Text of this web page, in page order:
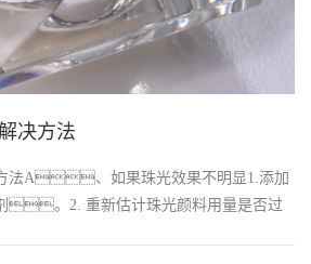
决方法
法A、如果珠光效果不明显1.添加
。2. 重新估计珠光颜料用量是否过